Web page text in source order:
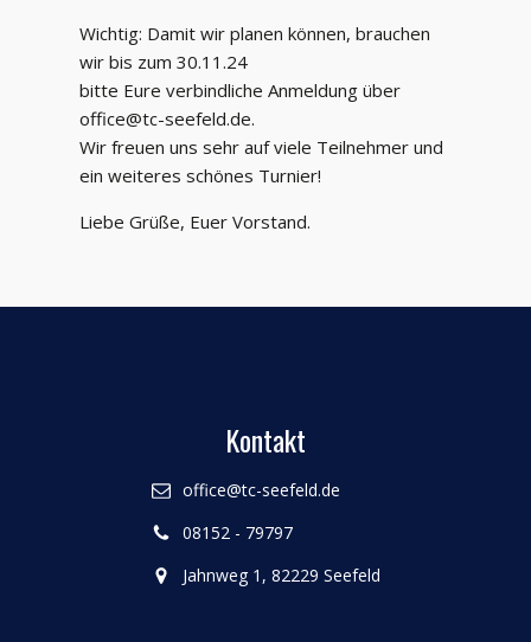
Wichtig: Damit wir planen können, brauchen
wir bis zum 30.11.24
bitte Eure verbindliche Anmeldung über
office@tc-seefeld.de.
Wir freuen uns sehr auf viele Teilnehmer und
ein weiteres schönes Turnier!
Liebe Grüße, Euer Vorstand.
Kontakt
office@tc-seefeld.de
08152 - 79797
Jahnweg 1, 82229 Seefeld